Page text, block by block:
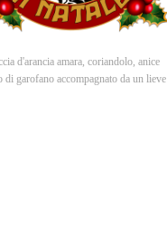
d'arancia amara, coriandolo, anice
garofano accompagnato da un